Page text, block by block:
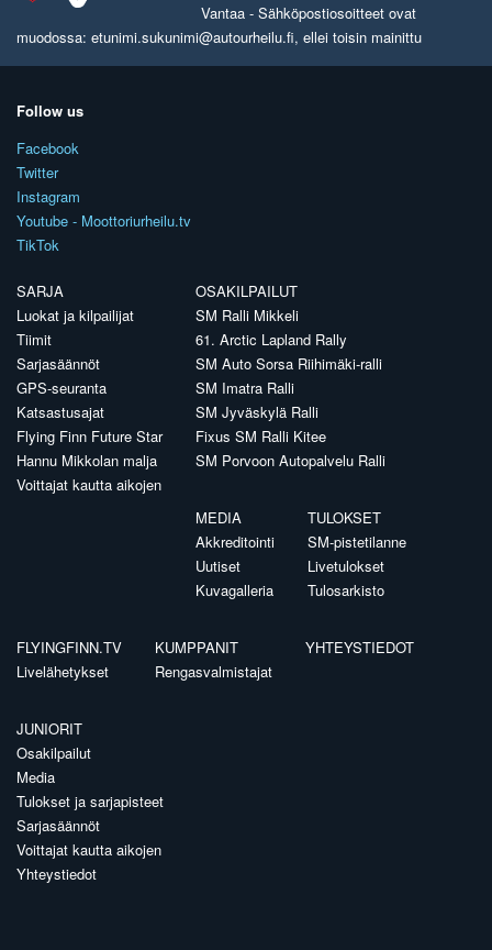
Vantaa - Sähköpostiosoitteet ovat
muodossa: etunimi.sukunimi@autourheilu.fi, ellei toisin mainittu
Follow us
Facebook
Twitter
Instagram
Youtube - Moottoriurheilu.tv
TikTok
SARJA
Luokat ja kilpailijat
Tiimit
Sarjasäännöt
GPS-seuranta
Katsastusajat
Flying Finn Future Star
Hannu Mikkolan malja
Voittajat kautta aikojen
OSAKILPAILUT
SM Ralli Mikkeli
61. Arctic Lapland Rally
SM Auto Sorsa Riihimäki-ralli
SM Imatra Ralli
SM Jyväskylä Ralli
Fixus SM Ralli Kitee
SM Porvoon Autopalvelu Ralli
MEDIA
Akkreditointi
Uutiset
Kuvagalleria
TULOKSET
SM-pistetilanne
Livetulokset
Tulosarkisto
FLYINGFINN.TV
Livelähetykset
KUMPPANIT
Rengasvalmistajat
YHTEYSTIEDOT
JUNIORIT
Osakilpailut
Media
Tulokset ja sarjapisteet
Sarjasäännöt
Voittajat kautta aikojen
Yhteystiedot